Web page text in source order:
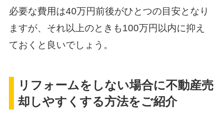
必要な費用は40万円前後がひとつの目安となり
ますが、それ以上のときも100万円以内に抑え
ておくと良いでしょう。
リフォームをしない場合に不動産売
却しやすくする方法をご紹介